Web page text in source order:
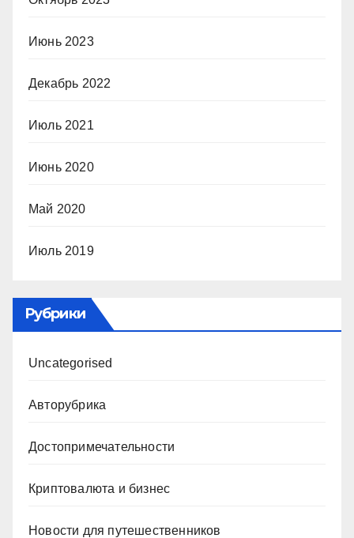
Июнь 2023
Декабрь 2022
Июль 2021
Июнь 2020
Май 2020
Июль 2019
Рубрики
Uncategorised
Авторубрика
Достопримечательности
Криптовалюта и бизнес
Новости для путешественников